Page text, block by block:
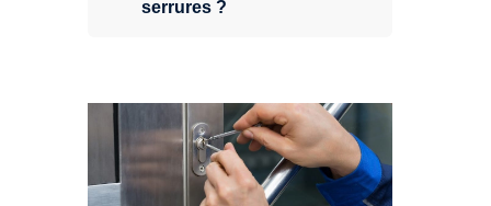
serrures ?
Vous avez perdu vos clés ou la
porte s'est refermée derrière vous
? Un serrurier est disponible